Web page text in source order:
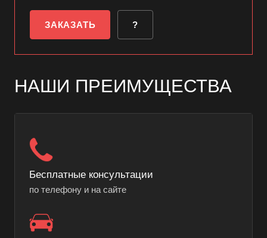
ЗАКАЗАТЬ ?
НАШИ ПРЕИМУЩЕСТВА
Бесплатные консультации
по телефону и на сайте